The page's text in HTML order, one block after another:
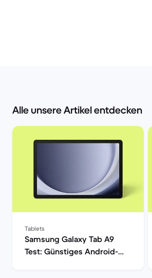
Alle unsere Artikel entdecken
Tablets
Samsung Galaxy Tab A9
Test: Günstiges Android-